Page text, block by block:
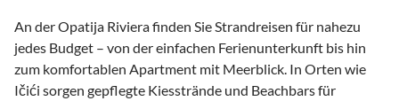
An der Opatija Riviera finden Sie Strandreisen für nahezu
jedes Budget – von der einfachen Ferienunterkunft bis hin
zum komfortablen Apartment mit Meerblick. In Orten wie
Ičići sorgen gepflegte Kiesstrände und Beachbars für